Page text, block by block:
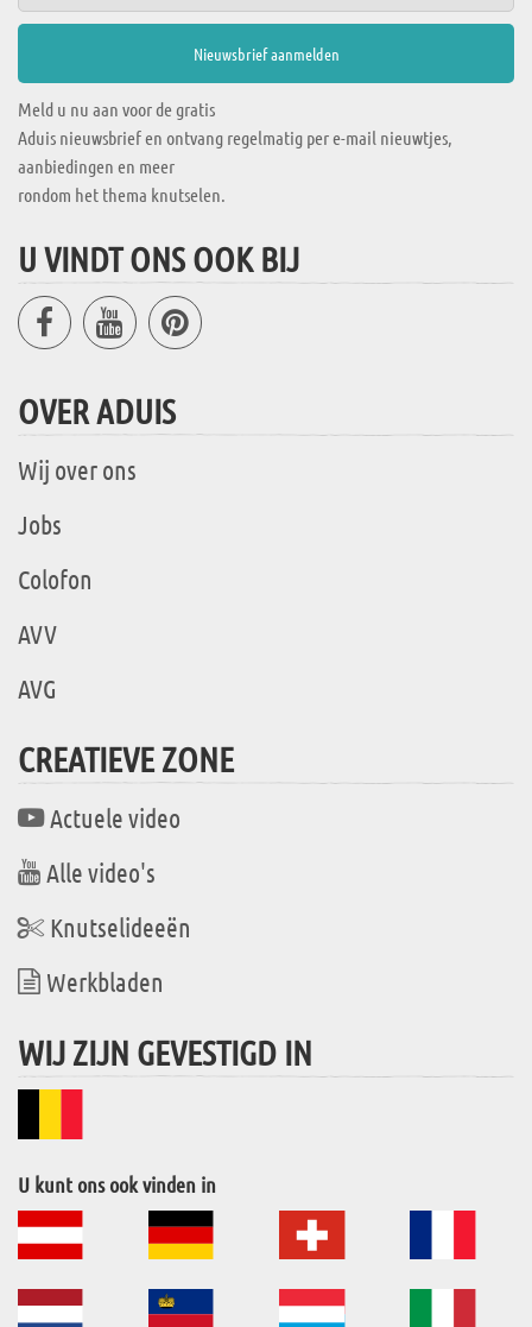
Meld u nu aan voor de gratis
Aduis nieuwsbrief en ontvang regelmatig per e-mail nieuwtjes,
aanbiedingen en meer
rondom het thema knutselen.
U VINDT ONS OOK BIJ
OVER ADUIS
Wij over ons
Jobs
Colofon
AVV
AVG
CREATIEVE ZONE
Actuele video
Alle video's
Knutselideeën
Werkbladen
WIJ ZIJN GEVESTIGD IN
U kunt ons ook vinden in